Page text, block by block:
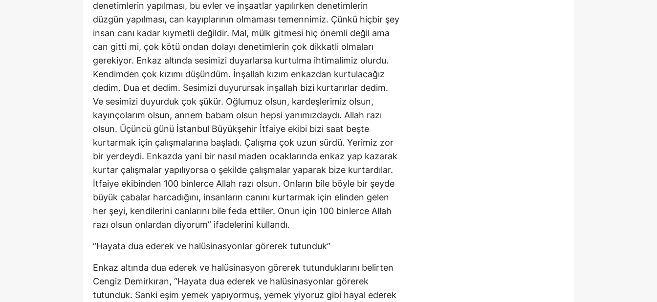
denetimlerin yapılması, bu evler ve inşaatlar yapılırken denetimlerin
düzgün yapılması, can kayıplarının olmaması temennimiz. Çünkü hiçbir şey
insan canı kadar kıymetli değildir. Mal, mülk gitmesi hiç önemli değil ama
can gitti mi, çok kötü ondan dolayı denetimlerin çok dikkatli olmaları
gerekiyor. Enkaz altında sesimizi duyarlarsa kurtulma ihtimalimiz olurdu.
Kendimden çok kızımı düşündüm. İnşallah kızım enkazdan kurtulacağız
dedim. Dua et dedim. Sesimizi duyurursak inşallah bizi kurtarırlar dedim.
Ve sesimizi duyurduk çok şükür. Oğlumuz olsun, kardeşlerimiz olsun,
kayınçolarım olsun, annem babam olsun hepsi yanımızdaydı. Allah razı
olsun. Üçüncü günü İstanbul Büyükşehir İtfaiye ekibi bizi saat beşte
kurtarmak için çalışmalarına başladı. Çalışma çok uzun sürdü. Yerimiz zor
bir yerdeydi. Enkazda yani bir nasıl maden ocaklarında enkaz yap kazarak
kurtar çalışmalar yapılıyorsa o şekilde çalışmalar yaparak bize kurtardılar.
İtfaiye ekibinden 100 binlerce Allah razı olsun. Onların bile böyle bir şeyde
büyük çabalar harcadığını, insanların canını kurtarmak için elinden gelen
her şeyi, kendilerini canlarını bile feda ettiler. Onun için 100 binlerce Allah
razı olsun onlardan diyorum” ifadelerini kullandı.
“Hayata dua ederek ve halüsinasyonlar görerek tutunduk”
Enkaz altında dua ederek ve halüsinasyon görerek tutunduklarını belirten
Cengiz Demirkıran, “Hayata dua ederek ve halüsinasyonlar görerek
tutunduk. Sanki eşim yemek yapıyormuş, yemek yiyoruz gibi hayal ederek